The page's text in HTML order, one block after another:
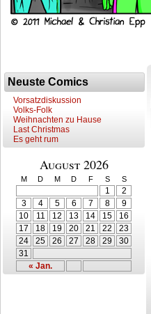
Neuste Comics
Vorsatzdiskussion
Volks-Folk
Weihnachten zu Hause
Last Christmas
Es geht rum
August 2026
M D M D F S S
« Jan.
1
2
3
4 5 6 7 8
9
10
11 12 13 14 15
16
17
18 19 20 21 22
23
24
25 26 27 28 29
30
31